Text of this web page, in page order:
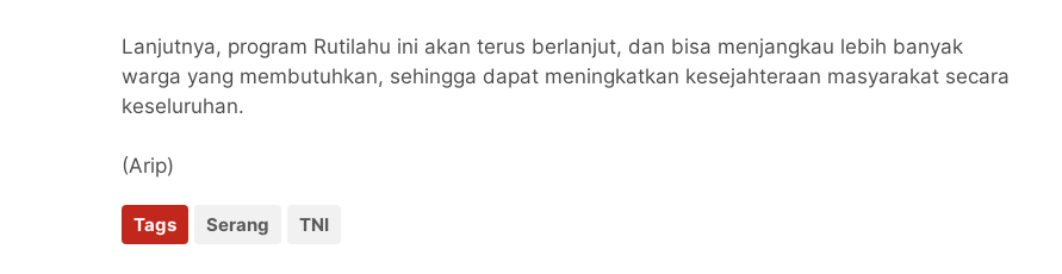
Lanjutnya, program Rutilahu ini akan terus berlanjut, dan bisa menjangkau lebih banyak
warga yang membutuhkan, sehingga dapat meningkatkan kesejahteraan masyarakat secara
keseluruhan.
(Arip)
Tags Serang TNI